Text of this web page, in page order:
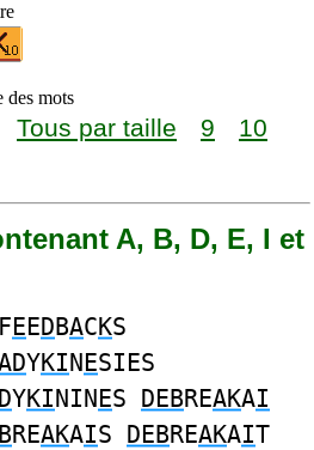
des mots
Tous par taille 9
10
A, B, D, E, I et
EEDBACKS
YKINESIES
YKININES DEBREAKAI
REAKAIS DEBREAKAIT